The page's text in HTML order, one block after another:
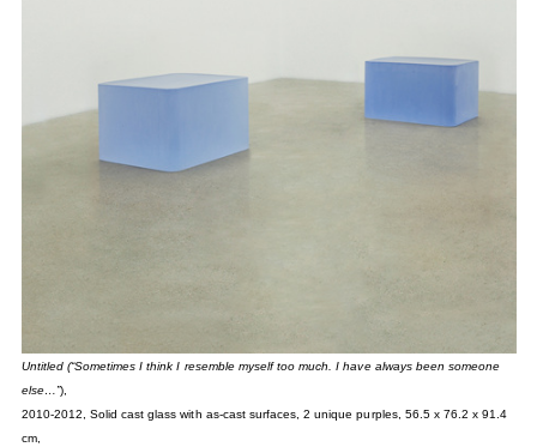
Untitled (“Sometimes I think I resemble myself too much. I have always been someone
else…”),
2010-2012, Solid cast glass with as-cast surfaces, 2 unique purples, 56.5 x 76.2 x 91.4
cm,